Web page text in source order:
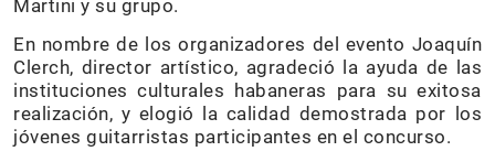
Martini y su grupo.
En nombre de los organizadores del evento Joaquín
Clerch, director artístico, agradeció la ayuda de las
instituciones culturales habaneras para su exitosa
realización, y elogió la calidad demostrada por los
jóvenes guitarristas participantes en el concurso.